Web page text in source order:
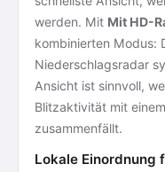
werden. Mit Mit HD-
kombinierten Modus:
Niederschlagsradar
Ansicht ist sinnvoll,
Blitzaktivität mit
zusammenfällt.
Lokale Einordnung